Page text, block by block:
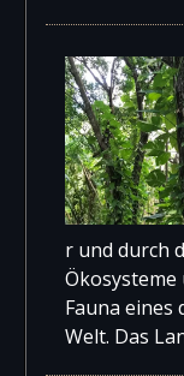
r und durch
Ökosysteme
Fauna
Welt. Das